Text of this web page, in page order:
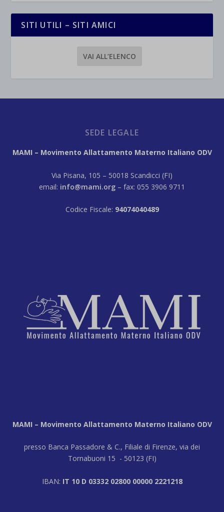
SITI UTILI – SITI AMICI
VAI ALL’ELENCO
SEDE LEGALE
MAMI – Movimento Allattamento Materno Italiano ODV
Via Pisana, 105 – 50018 Scandicci (FI)
email: info@mami.org – fax: 055 3906 9711
Codice Fiscale: 94074040489
MAMI – Movimento Allattamento Materno Italiano ODV
presso Banca Passadore & C., Filiale di Firenze, via dei
Tornabuoni 15 - 50123 (FI)
IBAN: IT 10 D 03332 02800 00000 2221218